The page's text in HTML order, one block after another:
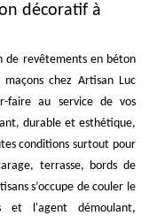
décoratif à
de revêtements en béton
chez Artisan Luc
faire au service de vos
durable et esthétique,
conditions surtout pour
terrasse, bords de
s’occupe de couler le
et l'agent démoulant,